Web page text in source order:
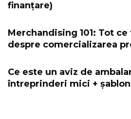
finanțare)
Merchandising 101: Tot
despre comercializarea
Ce este un aviz de
întreprinderi mici +